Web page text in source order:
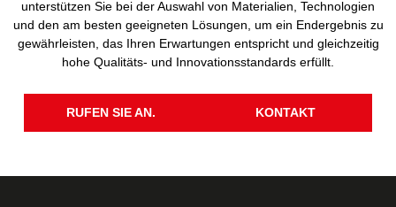
unterstützen Sie bei der Auswahl von Materialien, Technologien
und den am besten geeigneten Lösungen, um ein Endergebnis zu
gewährleisten, das Ihren Erwartungen entspricht und gleichzeitig
hohe Qualitäts- und Innovationsstandards erfüllt.
RUFEN SIE AN. KONTAKT